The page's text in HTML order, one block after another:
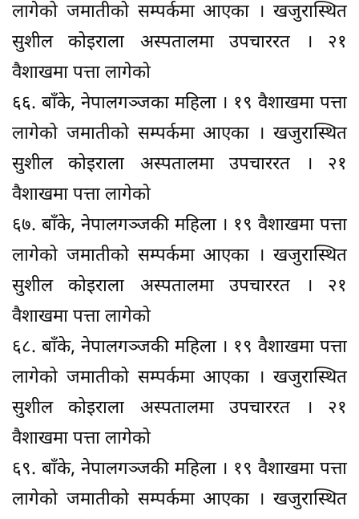
लागेको जमातीको सम्पर्कमा आएका । खजुरास्थित
सुशील कोइराला अस्पतालमा उपचाररत । २१
वैशाखमा पत्ता लागेको
६६. बाँके, नेपालगञ्जका महिला । १९ वैशाखमा पत्ता
लागेको जमातीको सम्पर्कमा आएका । खजुरास्थित
सुशील कोइराला अस्पतालमा उपचाररत । २१
वैशाखमा पत्ता लागेको
६७. बाँके, नेपालगञ्जकी महिला । १९ वैशाखमा पत्ता
लागेको जमातीको सम्पर्कमा आएका । खजुरास्थित
सुशील कोइराला अस्पतालमा उपचाररत । २१
वैशाखमा पत्ता लागेको
६८. बाँके, नेपालगञ्जकी महिला । १९ वैशाखमा पत्ता
लागेको जमातीको सम्पर्कमा आएका । खजुरास्थित
सुशील कोइराला अस्पतालमा उपचाररत । २१
वैशाखमा पत्ता लागेको
६९. बाँके, नेपालगञ्जकी महिला । १९ वैशाखमा पत्ता
लागेको जमातीको सम्पर्कमा आएका । खजुरास्थित